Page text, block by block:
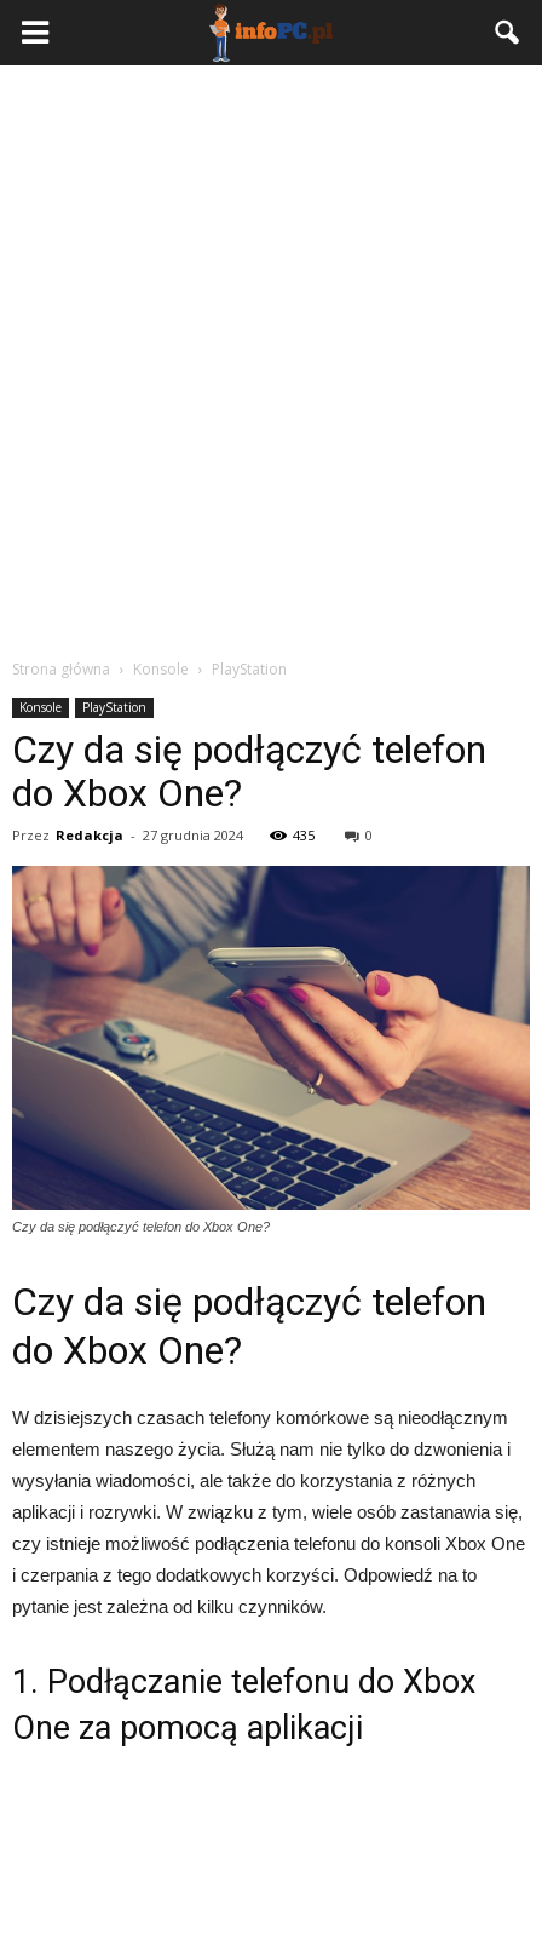
Strona główna Konsole PlayStation
Konsole PlayStation
Czy da się podłączyć telefon
do Xbox One?
Przez Redakcja - 27 grudnia 2024 435 0
Czy da się podłączyć telefon do Xbox One?
Czy da się podłączyć telefon
do Xbox One?
W dzisiejszych czasach telefony komórkowe są nieodłącznym
elementem naszego życia. Służą nam nie tylko do dzwonienia i
wysyłania wiadomości, ale także do korzystania z różnych
aplikacji i rozrywki. W związku z tym, wiele osób zastanawia się,
czy istnieje możliwość podłączenia telefonu do konsoli Xbox One
i czerpania z tego dodatkowych korzyści. Odpowiedź na to
pytanie jest zależna od kilku czynników.
1. Podłączanie telefonu do Xbox
One za pomocą aplikacji